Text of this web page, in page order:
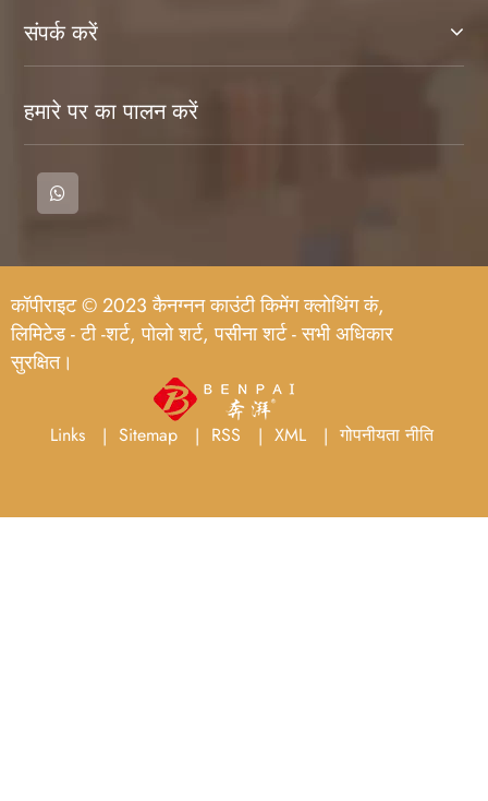
संपर्क करें
हमारे पर का पालन करें
कॉपीराइट © 2023 कैनग्नन काउंटी किमेंग क्लोथिंग कं,
लिमिटेड - टी -शर्ट, पोलो शर्ट, पसीना शर्ट - सभी अधिकार
सुरक्षित।
Links Sitemap RSS XML गोपनीयता नीति